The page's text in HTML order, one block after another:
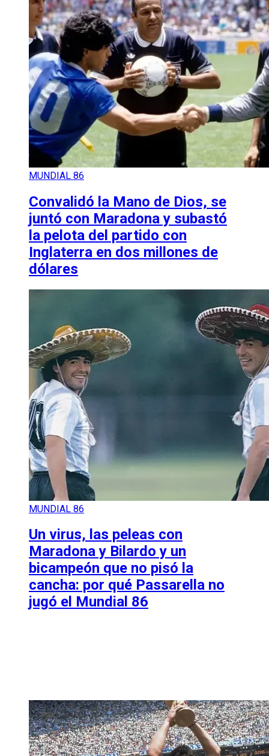
MUNDIAL 86
Convalidó la Mano de Dios, se
juntó con Maradona y subastó
la pelota del partido con
Inglaterra en dos millones de
dólares
MUNDIAL 86
Un virus, las peleas con
Maradona y Bilardo y un
bicampeón que no pisó la
cancha: por qué Passarella no
jugó el Mundial 86